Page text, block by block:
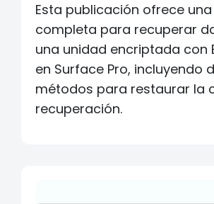
Esta publicación ofrece
completa para recuperar
una unidad encriptada con
en Surface Pro, incluyendo
métodos para restaurar la
recuperación.